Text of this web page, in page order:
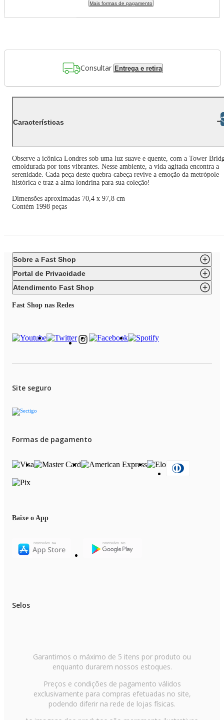
Mais formas de pagamento
Consultar Entrega e retira
Características
Observe a icônica Londres sob uma luz suave e quente, com a Tower
emoldurada por tons vibrantes. Nesse ambiente, a vida agitada encontra a
serenidade. Cada peça deste quebra-cabeça revive a emoção da metrópole
histórica e traz a alma londrina para sua coleção!
Dimensões aproximadas 70,4 x 97,8 cm
Contém 1998 peças
Sobre a Fast Shop
Portal de Privacidade
Atendimento Fast Shop
Fast Shop nas Redes
Site seguro
Formas de pagamento
Baixe o App
Selos
Garantimos o máximo de 5 itens por produto ou
enquanto durarem nossos estoques.
Preços e condições de pagamento válidos
exclusivamente para compras efetuadas no site,
podendo diferir na rede de lojas físicas.